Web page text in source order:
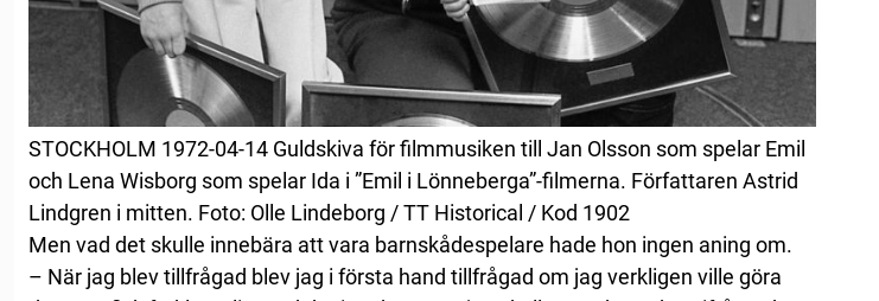
STOCKHOLM 1972-04-14 Guldskiva för filmmusiken till Jan Olsson som spelar Emil
och Lena Wisborg som spelar Ida i ”Emil i Lönneberga”-filmerna. Författaren Astrid
Lindgren i mitten. Foto: Olle Lindeborg / TT Historical / Kod 1902
Men vad det skulle innebära att vara barnskådespelare hade hon ingen aning om.
– När jag blev tillfrågad blev jag i första hand tillfrågad om jag verkligen ville göra